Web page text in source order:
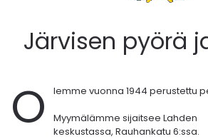
Järvisen pyörä
O
lemme vuonna 1944 perustettu
Myymälämme sijaitsee Lahden
keskustassa, Rauhankatu 6:ssa.